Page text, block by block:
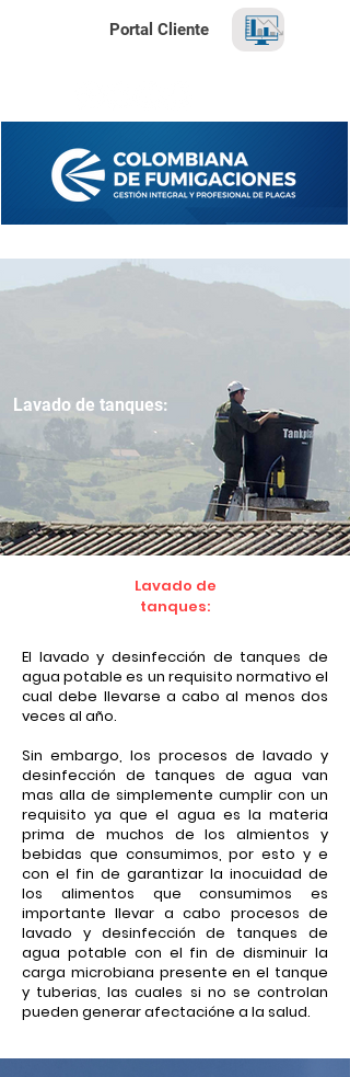
Portal Cliente
Lavado de tanques:
Lavado de
tanques:
El lavado y desinfección de tanques de
agua potable es un requisito normativo el
cual debe llevarse a cabo al menos dos
veces al año.
Sin embargo, los procesos de lavado y
desinfección de tanques de agua van
mas alla de simplemente cumplir con un
requisito ya que el agua es la materia
prima de muchos de los almientos y
bebidas que consumimos, por esto y e
con el fin de garantizar la inocuidad de
los alimentos que consumimos es
importante llevar a cabo procesos de
lavado y desinfección de tanques de
agua potable con el fin de disminuir la
carga microbiana presente en el tanque
y tuberias, las cuales si no se controlan
pueden generar afectacióne a la salud.